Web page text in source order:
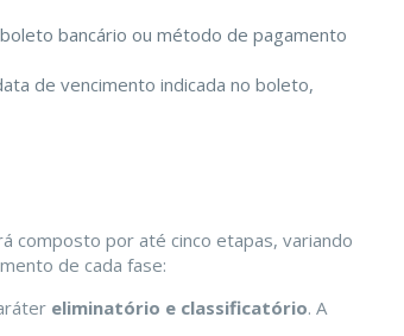
bancário ou método de pagamento
de vencimento indicada no boleto,
composto por até cinco etapas, variando
de cada fase:
eliminatório e classificatório. A